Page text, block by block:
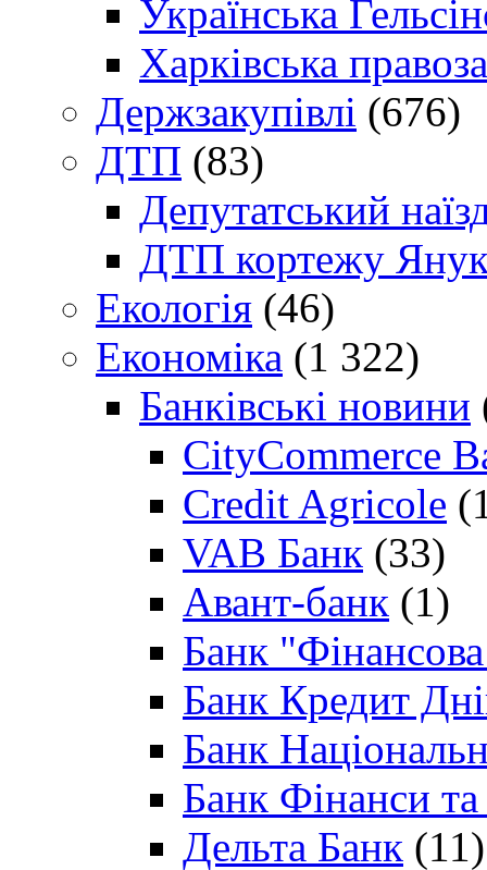
Українська
Харківська
Держзакупівлі (676)
ДТП (83)
Депутатський
ДТП кортежу
Екологія (46)
Економіка (1 322)
Банківські новини
CityCommerce
Credit Agricole
VAB Банк (33)
Авант-банк (1)
Банк "Фінансова
Банк Кредит
Банк
Банк Фінанси
Дельта Банк (11)